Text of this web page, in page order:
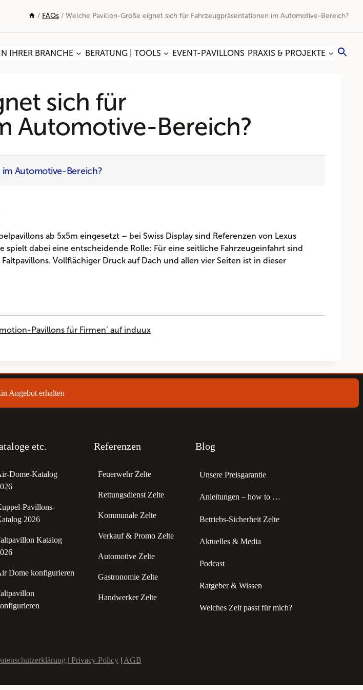
/ FAQs / Welche Pavillon-Größe eignet sich für Fahrzeugpräsentationen im Automotive-Bereich?
IHRER BRANCHE BERATUNG | TOOLS EVENT-PAVILLONS PRAXIS & PROJEKTE
sich für
Automotive-Bereich?
Automotive-Bereich?
ab 5x5m eingesetzt – bei Swiss Display sind Referenzen von Lexus
dabei eine entscheidende Rolle: Für eine seitliche Fahrzeugeinfahrt sind
Vollflächiger Druck auf Dach und allen vier Seiten ist in dieser
Pavillons für Firmen’ auf induux
Angebot erhalten
etc.
Dome-Katalog
Pavillons-
2026
Katalog
Dome konfigurieren
Referenzen
Feuerwehr Zelte
Rettungsdienst Zelte
Kommunale Zelte
Verkauf & Promo Zelte
Automotive Zelte
Gastronomie Zelte
Handwerker Zelte
Blog
Unsere Preisgarantie
Anleitungen – how to …
Betriebs-Sicherheit Zelte
Aktuelles & Media
Podcast
Ratgeber & Wissen
Welches Zelt passt für mich?
| Privacy Policy| AGB